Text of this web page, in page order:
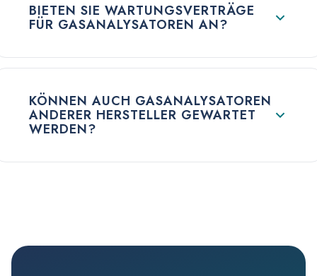
BIETEN SIE WARTUNGSVERTRÄGE
FÜR GASANALYSATOREN AN?
KÖNNEN AUCH GASANALYSATOREN
ANDERER HERSTELLER GEWARTET
WERDEN?